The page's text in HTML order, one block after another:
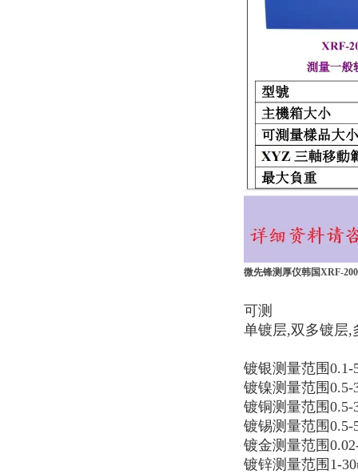
微先锋测厚仪韩国XRF-
可测
单镀层,双多镀层,
镀银测量范围0.1-
镀镍测量范围0.5-
镀铜测量范围0.5-
镀锡测量范围0.5-
镀金测量范围
镀锌测量范围1-